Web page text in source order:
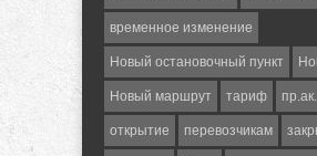
временное изменение
Новый остановочный пункт
Новый маршрут тариф пр.ак.
открытие перевозчикам